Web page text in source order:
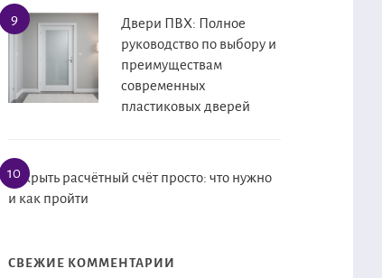
Двери ПВХ: Полное
руководство по выбору и
преимуществам
современных
пластиковых дверей
Открыть расчётный счёт просто: что нужно
и как пройти
СВЕЖИЕ КОММЕНТАРИИ